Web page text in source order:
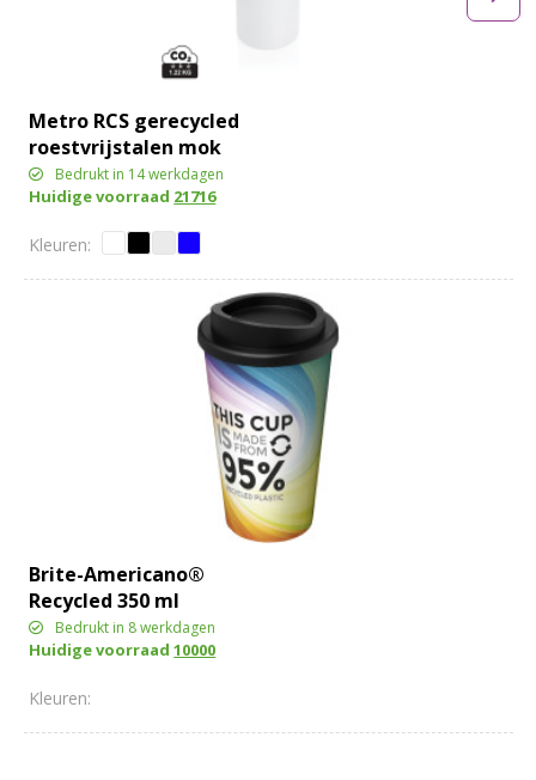
Metro RCS gerecycled
roestvrijstalen mok
Bedrukt in 14 werkdagen
Huidige voorraad 21716
Brite-Americano®
Recycled 350 ml
geïsoleerde beker
Bedrukt in 8 werkdagen
Huidige voorraad10000